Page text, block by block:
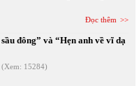
Đọc thêm
đông” và “Hẹn anh về vĩ dạ
(Xem: 15284)